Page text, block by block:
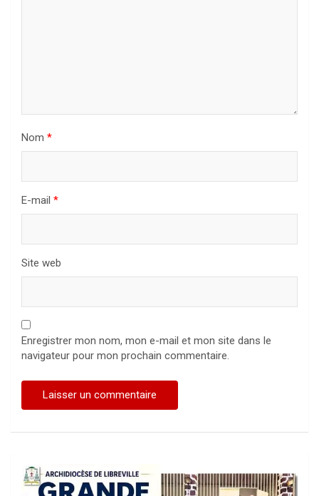
Nom *
E-mail *
Site web
Enregistrer mon nom, mon e-mail et mon site dans le
navigateur pour mon prochain commentaire.